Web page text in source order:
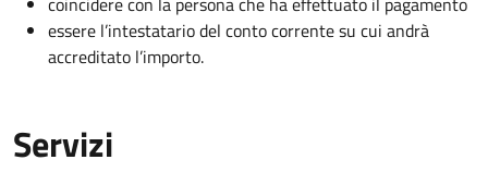
essere l’intestatario del conto corrente su cui andrà
accreditato l’importo.
Servizi